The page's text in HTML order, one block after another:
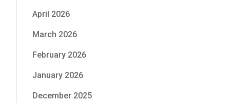
April 2026
March 2026
February 2026
January 2026
December 2025